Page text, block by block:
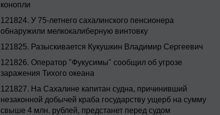
конопли
121824. У 75-летнего сахалинского пенсионера
обнаружили мелкокалиберную винтовку
121825. Разыскивается Кукушкин Владимир Сергеевич
121826. Оператор "Фукусимы" сообщил об угрозе
заражения Тихого океана
121827. На Сахалине капитан судна, причинивший
незаконной добычей краба государству ущерб на сумму
свыше 4 млн. рублей, предстанет перед судом